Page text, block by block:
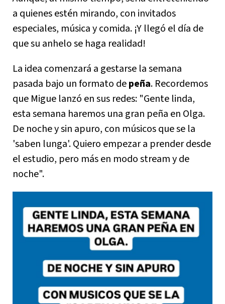
a quienes estén mirando, con invitados
especiales, música y comida. ¡Y llegó el día de
que su anhelo se haga realidad!
La idea comenzará a gestarse la semana
pasada bajo un formato depeña. Recordemos
que Migue lanzó en sus redes: "Gente linda,
esta semana haremos una gran peña en Olga.
De noche y sin apuro, con músicos que se la
'saben lunga'. Quiero empezar a prender desde
el estudio, pero más en modo stream y de
noche".